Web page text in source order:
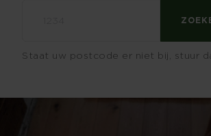
Staat uw postcode er niet bij, stuur